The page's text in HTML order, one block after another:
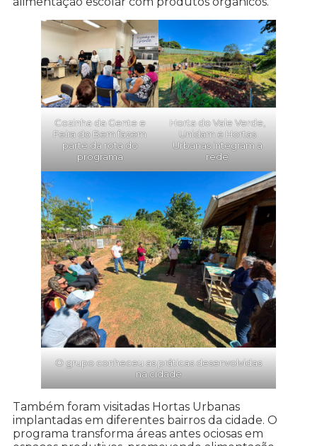
Cozinha da Gente e
Feira do Bem fazem
parte da rota do
programa
Horta do Vale Verde,
Unidam e Hortas
Urbanas integram a
rede
O grupo conheceu as práticas desenvolvidas
na cidade
Também foram visitadas Hortas Urbanas
implantadas em diferentes bairros da cidade. O
programa transforma áreas antes ociosas em